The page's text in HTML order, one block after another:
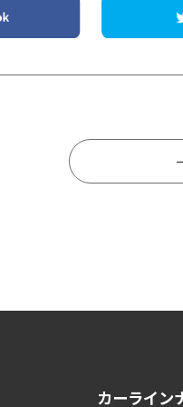
カーライン